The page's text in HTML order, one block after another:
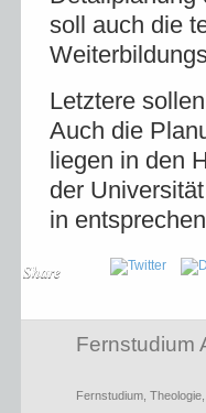
soll auch die
Letztere
Auch die
liegen in den
der
in
Share
Fernstudium
Fernstudium Theologie